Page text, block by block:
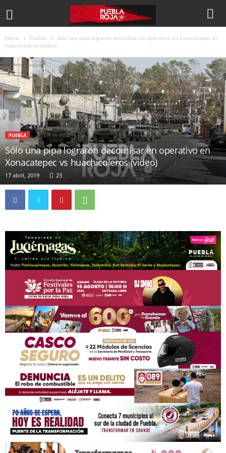
Home Puebla
Sólo una pipa lograron decomisar en operativo en Xonacatepec vs
huachicoleros (video)
PUEBLA
Sólo una pipa lograron decomisar en operativo en
Xonacatepec vs huachicoleros (video)
17 abril, 2019 23